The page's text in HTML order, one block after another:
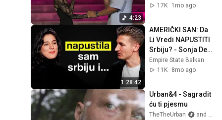
4:23
17K
1mo ago
1:28:42
AMERIČKI SAN: Da
Li Vredi NAPUSTITI
Srbiju? - Sonja Devi
| E108
Empire State Balkan
11K
8mo ago
Urban&4 - Sagradit
ću ti pjesmu
TheTheUrban
and aquariusrecordshr